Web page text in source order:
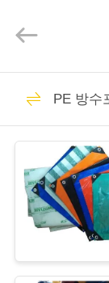
정
저
Road
Enterprise
Co.,LTD.
Reserved.
옥
PE 방수